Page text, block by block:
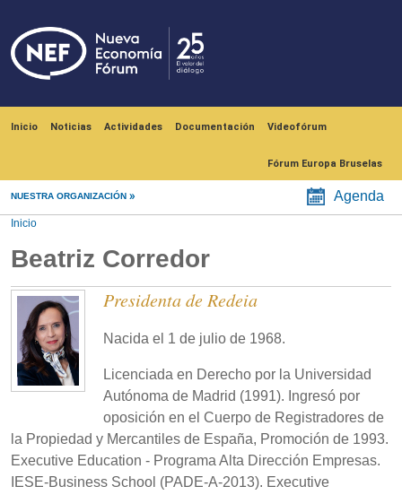
Inicio Noticias Actividades Documentación Videofórum
Fórum Europa Bruselas
NUESTRA ORGANIZACIÓN Agenda
Inicio
Beatriz Corredor
Presidenta de Redeia
Nacida el 1 de julio de 1968.
Licenciada en Derecho por la Universidad
Autónoma de Madrid (1991). Ingresó por
oposición en el Cuerpo de Registradores de
la Propiedad y Mercantiles de España, Promoción de 1993.
Executive Education - Programa Alta Dirección Empresas.
IESE-Business School (PADE-A-2013). Executive